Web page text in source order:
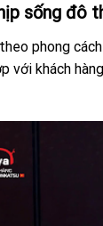
sống đô
phong
với khách